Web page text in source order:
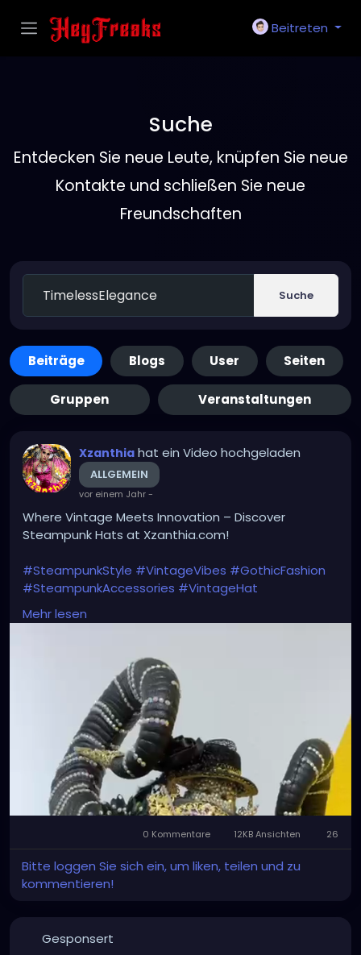
Beitreten
Suche
Entdecken Sie neue Leute, knüpfen Sie neue
Kontakte und schließen Sie neue
Freundschaften
Suche
Beiträge Blogs User Seiten
Gruppen Veranstaltungen
Xzanthia hat ein Video hochgeladen
ALLGEMEIN
vor einem Jahr-
Where Vintage Meets Innovation – Discover
Steampunk Hats at Xzanthia.com!
#SteampunkStyle #VintageVibes #GothicFashion
#SteampunkAccessories #VintageHat
#AlternativeFashion
#SteampunkFashion#RetroStyle#VictorianVibes
#FuturisticVintage
Mehr lesen
StummSettings
0 Kommentare 12KB Ansichten 26
Bitte loggen Sie sich ein, um liken, teilen und zu
kommentieren!
Gesponsert